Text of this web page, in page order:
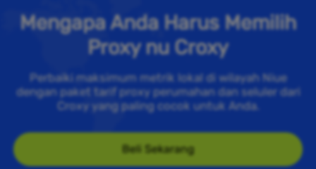
Mengapa Anda Harus Memilih
Proxy nu Croxy
Perbaiki maksimum metrik lokal di wilayah Niue
dengan paket tarif proxy perumahan dan seluler dari
Croxy yang paling cocok untuk Anda.
Beli Sekarang